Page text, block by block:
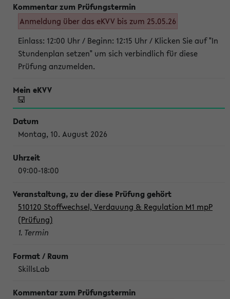
Anmeldung über das eKVV bis zum 25.05.26
Einlass: 12:00 Uhr / Beginn: 12:15 Uhr / Klicken Sie auf "In
Stundenplan setzen" um sich verbindlich für diese
Prüfung anzumelden.
Montag, 10. August 2026
09:00-18:00
510120 Stoffwechsel, Verdauung & Regulation M1 mpP
(Prüfung)
1. Termin
SkillsLab